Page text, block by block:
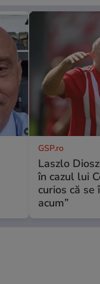
GSP.ro
Laszlo
în cazul lui
curios că
acum”